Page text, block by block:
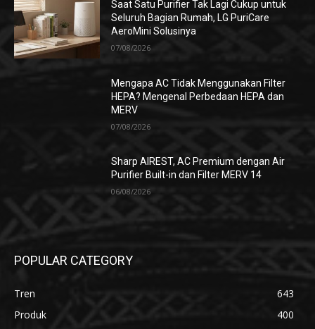
Saat Satu Purifier Tak Lagi Cukup untuk
Seluruh Bagian Rumah, LG PuriCare
AeroMini Solusinya
07/08/2026
Mengapa AC Tidak Menggunakan Filter
HEPA? Mengenal Perbedaan HEPA dan
MERV
07/08/2026
Sharp AIREST, AC Premium dengan Air
Purifier Built-in dan Filter MERV 14
06/08/2026
POPULAR CATEGORY
Tren
643
Produk
400